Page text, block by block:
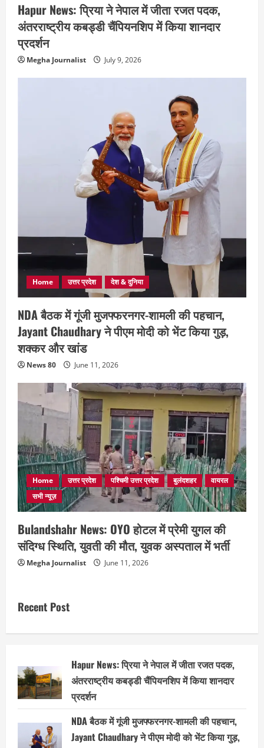
Hapur News: प्रिया ने नेपाल में जीता रजत पदक,
अंतरराष्ट्रीय कबड्डी चैंपियनशिप में किया शानदार
प्रदर्शन
Megha Journalist July 9, 2026
Home उत्तर प्रदेश देश & दुनिया
NDA बैठक में गूंजी मुजफ्फरनगर-शामली की पहचान,
Jayant Chaudhary ने पीएम मोदी को भेंट किया गुड़,
शक्कर और खांड
News 80 June 11, 2026
Home उत्तर प्रदेश पश्चिमी उत्तर प्रदेश बुलंदशहर
वायरल
सभी न्यूज़
Bulandshahr News: OYO होटल में प्रेमी युगल की
संदिग्ध स्थिति, युवती की मौत, युवक अस्पताल में भर्ती
Megha Journalist June 11, 2026
Recent Post
Hapur News: प्रिया ने नेपाल में जीता रजत पदक,
अंतरराष्ट्रीय कबड्डी चैंपियनशिप में किया शानदार
प्रदर्शन
NDA बैठक में गूंजी मुजफ्फरनगर-शामली की पहचान,
Jayant Chaudhary ने पीएम मोदी को भेंट किया गुड़,